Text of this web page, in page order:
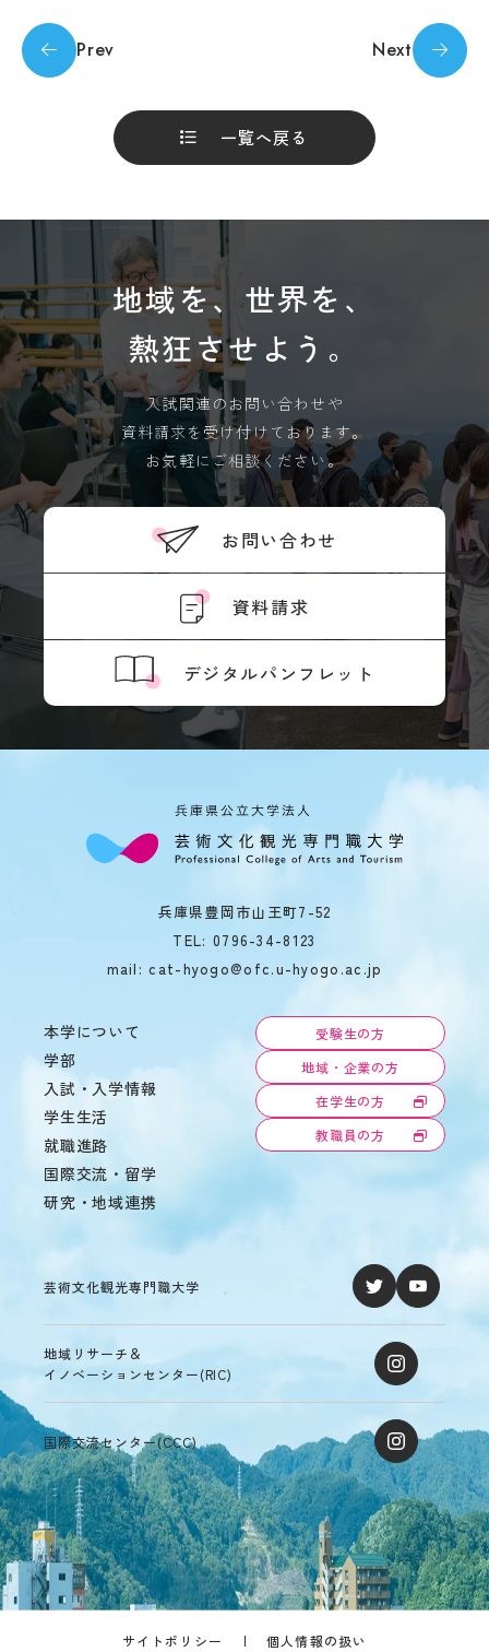
Prev
一覧へ戻る
Next
地域を、世界を、
熱狂させよう。
入試関連のお問い合わせや
資料請求を受け付けております。
お気軽にご相談ください。
お問い合わせ
資料請求
デジタルパンフレット
兵庫県豊岡市山王町7-52
TEL: 0796-34-8123
mail: cat-hyogo@ofc.u-hyogo.ac.jp
本学について
学部
入試・入学情報
学生生活
就職進路
国際交流・留学
研究・地域連携
受験生の方
地域・企業の方
在学生の方
教職員の方
芸術文化観光専門職大学
地域リサーチ＆
イノベーションセンター(RIC)
国際交流センター(CCC)
サイトポリシー 個人情報の扱い